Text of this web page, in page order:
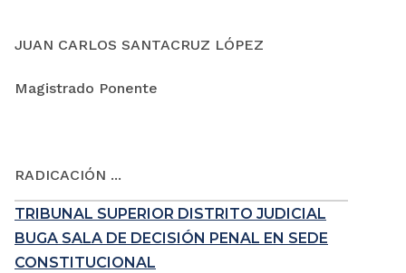
JUAN CARLOS SANTACRUZ LÓPEZ
Magistrado Ponente
RADICACIÓN ...
TRIBUNAL SUPERIOR DISTRITO JUDICIAL
BUGA SALA DE DECISIÓN PENAL EN SEDE
CONSTITUCIONAL